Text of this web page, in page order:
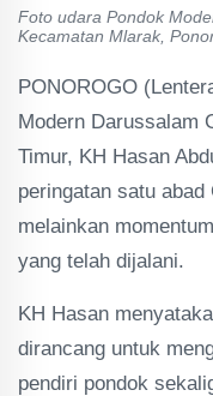
Foto udara Pondok
Kecamatan Mlarak,
PONOROGO
Modern Darussalam
Timur, KH Hasan
peringatan satu
melainkan
yang telah dijalani.
KH Hasan
dirancang untuk
pendiri pondok